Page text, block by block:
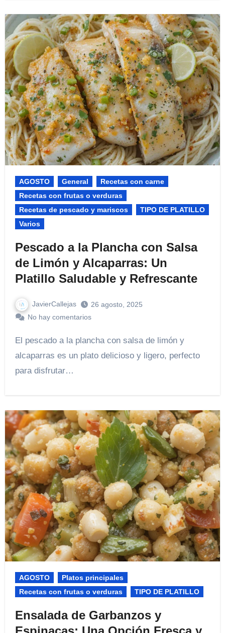
AGOSTO General
Recetas con carne
Recetas con frutas o verduras
Recetas de pescado y mariscos
TIPO DE PLATILLO
Varios
Pescado a la Plancha con Salsa
de Limón y Alcaparras: Un
Platillo Saludable y Refrescante
JavierCallejas
26 agosto, 2025
No hay comentarios
El pescado a la plancha con salsa de limón y
alcaparras es un plato delicioso y ligero, perfecto
para disfrutar…
AGOSTO
Platos principales
Recetas con frutas o verduras
TIPO DE PLATILLO
Ensalada de Garbanzos y